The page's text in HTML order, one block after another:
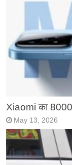
Xiaomi का
May 13, 2026